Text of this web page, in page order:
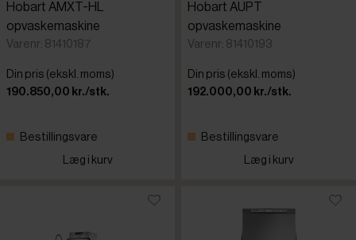
Hobart AMXT-HL
opvaskemaskine
Varenr: 81410187
Din pris (ekskl. moms)
190.850,00 kr./stk.
Bestillingsvare
Læg i kurv
Hobart AUPT
opvaskemaskine
Varenr: 81410193
Din pris (ekskl. moms)
192.000,00 kr./stk.
Bestillingsvare
Læg i kurv